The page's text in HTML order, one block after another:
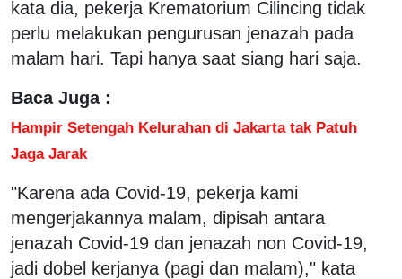
kata dia, pekerja Krematorium Cilincing tidak
perlu melakukan pengurusan jenazah pada
malam hari. Tapi hanya saat siang hari saja.
Baca Juga :
Hampir Setengah Kelurahan di Jakarta tak Patuh
Jaga Jarak
"Karena ada Covid-19, pekerja kami
mengerjakannya malam, dipisah antara
jenazah Covid-19 dan jenazah non Covid-19,
jadi dobel kerjanya (pagi dan malam)," kata